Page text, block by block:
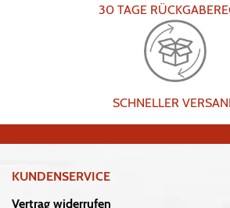
30 TAGE
SCHNELLER
KUNDENSERVICE
Vertrag widerrufen